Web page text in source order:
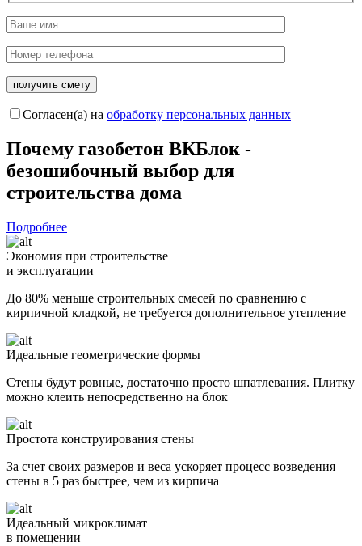
Согласен(а) на обработку персональных данных
Почему газобетон ВКБлок -
безошибочный выбор для
строительства дома
Подробнее
Экономия при строительстве
и эксплуатации
До 80% меньше строительных смесей по сравнению с
кирпичной кладкой, не требуется дополнительное утепление
Идеальные геометрические формы
Стены будут ровные, достаточно просто шпатлевания. Плитку
можно клеить непосредственно на блок
Простота конструирования стены
За счет своих размеров и веса ускоряет процесс возведения
стены в 5 раз быстрее, чем из кирпича
Идеальный микроклимат
в помещении